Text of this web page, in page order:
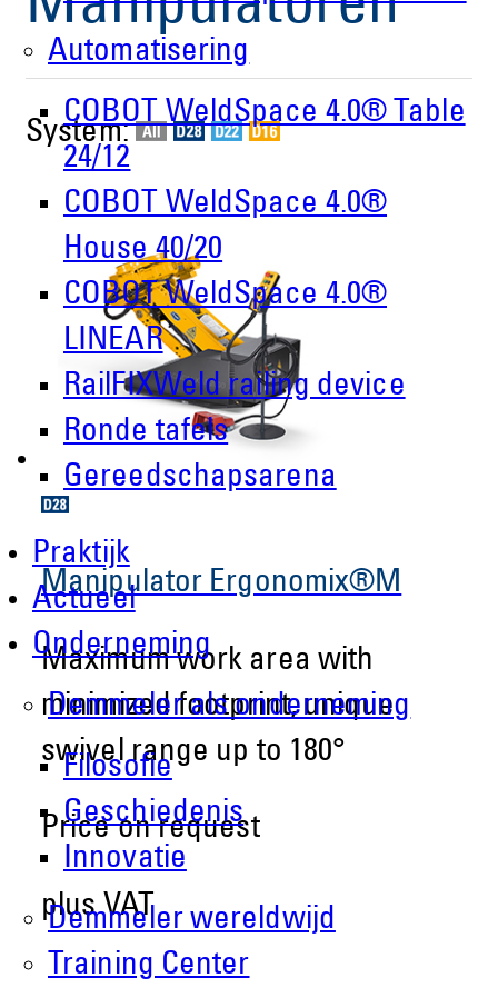
Automatisering
COBOT WeldSpace 4.0® Table
24/12
COBOT WeldSpace 4.0®
House 40/20
COBOT WeldSpace 4.0®
LINEAR
RailFIXWeld railing device
Ronde tafels
Gereedschapsarena
Praktijk
Actueel
Onderneming
Demmeler als onderneming
Filosofie
Geschiedenis
Innovatie
Demmeler wereldwijd
Training Center
System:
Manipulator Ergonomix®M
Maximum work area with
minimized footprint, unique
swivel range up to 180°
Price on request
plus VAT